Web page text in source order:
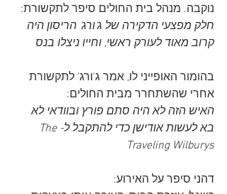
נוקבה. מנהל בית החולים סיפר לתקשורת:
חלק מפצעי הדקירה של ג'ורג' הריסון היה
קרוב מאוד לעורק ראשי, וחייו ניצלו בנס
בהומור האופייני לו, אמר ג'ורג' לתקשורת
אחרי שהשתחרר מבית החולים:
האיש הזה לא היה סתם פורץ ובוודאי לא
בא לעשות אודישן כדי להתקבל ל-The
Traveling Wilburys
דהני סיפר על האירוע: